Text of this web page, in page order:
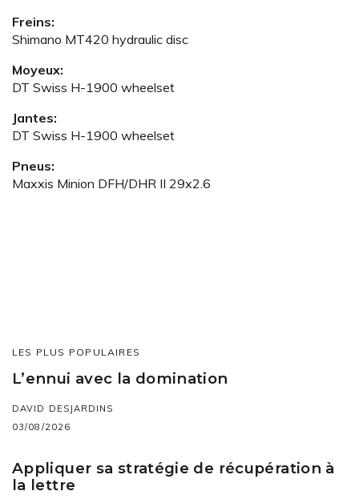
Freins:
Shimano MT420 hydraulic disc
Moyeux:
DT Swiss H-1900 wheelset
Jantes:
DT Swiss H-1900 wheelset
Pneus:
Maxxis Minion DFH/DHR II 29x2.6
LES PLUS POPULAIRES
L’ennui avec la domination
DAVID DESJARDINS
03/08/2026
Appliquer sa stratégie de récupération à
la lettre